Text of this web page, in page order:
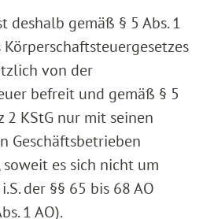
deshalb gemäß § 5 Abs. 1
Körperschaftsteuergesetzes
von der
befreit und gemäß § 5
2 KStG nur mit seinen
Geschäftsbetrieben
es sich nicht um
der §§ 65 bis 68 AO
1 AO).